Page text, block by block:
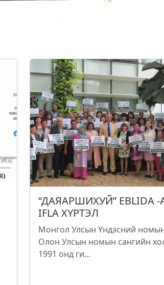
“ДАЯАРШИХУЙ” EBLIDA -
IFLA ХҮРТЭЛ
Монгол Улсын Үндэсний
Олон Улсын номын сангийн
1991 онд ги...